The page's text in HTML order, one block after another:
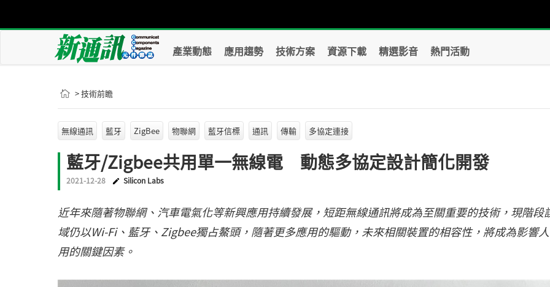
產業動態 應用趨勢 技術方案 資源下載 精選影音 熱門活動
> 技術前瞻
無線通訊 藍牙 ZigBee 物聯網 藍牙信標 通訊 傳輸 多協定連接
藍牙/Zigbee共用單一無線電 動態多協定設計簡化開發
2021-12-28 Silicon Labs
近年來隨著物聯網、汽車電氣化等新興應用持續發展，短距無線通訊將成為至關重要的技術，現階段
域仍以Wi-Fi、藍牙、Zigbee獨占鰲頭，隨著更多應用的驅動，未來相關裝置的相容性，將成為影響
用的關鍵因素。